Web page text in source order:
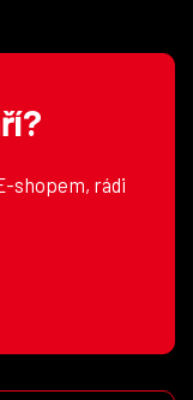
shopem, rádi